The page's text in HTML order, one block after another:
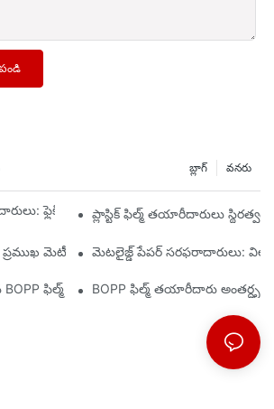
వనరు
బ్లాగ్
ఫ్లెక్సిబుల్ ప్యాకేజింగ్ యొక్క వెన్నెముక
ప్లాస్టిక్ ఫిల్మ్ తయారీదారులు
ప్రముఖ మెటీరియల్ తయారీదారుల నుండి
మెటలైజ్డ్ పేపర్ సరఫరాదారులు:
ఫిల్మ్ సరఫరాదారుని ఎంచుకోవడం ఎందుకు
BOPP ఫిల్మ్ తయారీదారు